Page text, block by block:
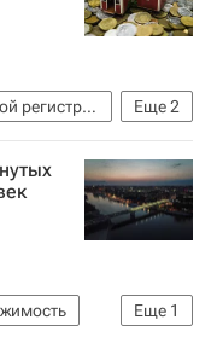
Еще2
Федеральная служба государственной регистрации, кадастра и картографии (Росреестр)
Еще 1